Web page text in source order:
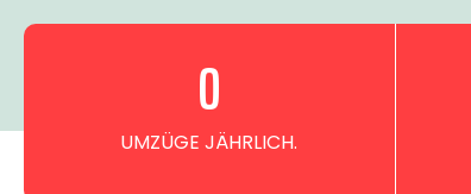
UMZÜGE JÄHRLICH.
0